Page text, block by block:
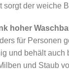
sorgt der weiche
hoher
für Personen
und behält
und Staub